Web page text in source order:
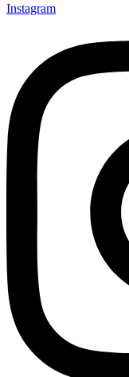
Instagram